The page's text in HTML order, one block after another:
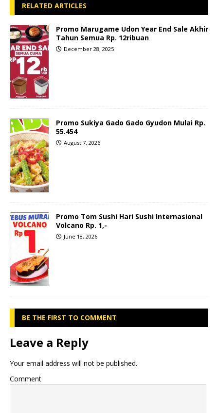
RELATED ARTICLES
Promo Marugame Udon Year End Sale Akhir
Tahun Semua Rp. 12ribuan
December 28, 2025
Promo Sukiya Gado Gado Gyudon Mulai Rp.
55.454
August 7, 2026
Promo Tom Sushi Hari Sushi Internasional
Volcano Rp. 1,-
June 18, 2026
BE THE FIRST TO COMMENT
Leave a Reply
Your email address will not be published.
Comment